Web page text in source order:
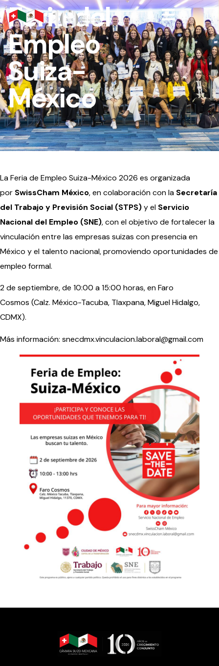
Feria del
Empleo
Suiza-
México
La Feria de Empleo Suiza-México 2026 es organizada
por SwissCham México, en colaboración con la Secretaría
del Trabajo y Previsión Social (STPS)y el Servicio
Nacional del Empleo (SNE), con el objetivo de fortalecer la
vinculación entre las empresas suizas con presencia en
México y el talento nacional, promoviendo oportunidades de
empleo formal.
2 de septiembre, de 10:00 a 15:00 horas, en Faro
Cosmos (Calz. México-Tacuba, Tlaxpana, Miguel Hidalgo,
CDMX).
Más información: snecdmx.vinculacion.laboral@gmail.com